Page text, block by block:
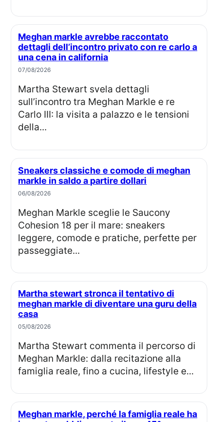
Meghan markle avrebbe raccontato
dettagli dell’incontro privato con re carlo a
una cena in california
07/08/2026
Martha Stewart svela dettagli
sull’incontro tra Meghan Markle e re
Carlo III: la visita a palazzo e le tensioni
della...
Sneakers classiche e comode di meghan
markle in saldo a partire dollari
06/08/2026
Meghan Markle sceglie le Saucony
Cohesion 18 per il mare: sneakers
leggere, comode e pratiche, perfette per
passeggiate...
Martha stewart stronca il tentativo di
meghan markle di diventare una guru della
casa
05/08/2026
Martha Stewart commenta il percorso di
Meghan Markle: dalla recitazione alla
famiglia reale, fino a cucina, lifestyle e...
Meghan markle, perché la famiglia reale ha